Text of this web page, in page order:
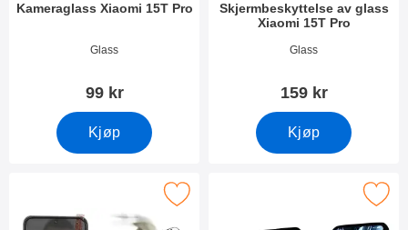
Kameraglass Xiaomi 15T Pro
Varenummer 54367
Glass
99 kr
Kjøp
Skjermbeskyttelse av glass
Xiaomi 15T Pro
Varenummer 54369
Glass
159 kr
Kjøp
Skjermbeskyttelse av glass Xiaomi 15T Pro som favoritt
Merk privacy Skjermbeskytter i herdet